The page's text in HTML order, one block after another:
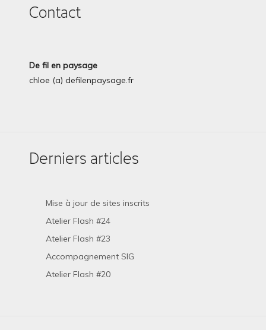
Contact
De fil en paysage
chloe (a) defilenpaysage.fr
Derniers articles
Mise à jour de sites inscrits
Atelier Flash #24
Atelier Flash #23
Accompagnement SIG
Atelier Flash #20